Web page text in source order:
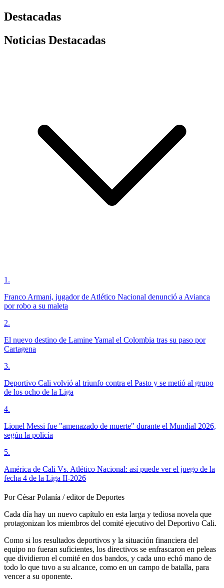
Destacadas
Noticias Destacadas
1 .
Franco Armani, jugador de Atlético Nacional denunció a Avianca
por robo a su maleta
2.
El nuevo destino de Lamine Yamal el Colombia tras su paso por
Cartagena
3.
Deportivo Cali volvió al triunfo contra el Pasto y se metió al grupo
de los ocho de la Liga
4.
Lionel Messi fue "amenazado de muerte" durante el Mundial 2026,
según la policía
5.
América de Cali Vs. Atlético Nacional: así puede ver el juego de la
fecha 4 de la Liga II-2026
Por César Polanía / editor de Deportes
Cada día hay un nuevo capítulo en esta larga y tediosa novela que
protagonizan los miembros del comité ejecutivo del Deportivo Cali.
Como si los resultados deportivos y la situación financiera del
equipo no fueran suficientes, los directivos se enfrascaron en peleas
que dividieron el comité en dos bandos, y cada uno echó mano de
todo lo que tuvo a su alcance, como en un campo de batalla, para
vencer a su oponente.